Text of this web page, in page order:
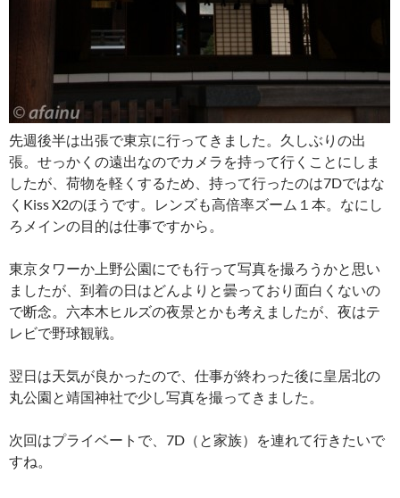
先週後半は出張で東京に行ってきました。久しぶりの出
張。せっかくの遠出なのでカメラを持って行くことにしま
したが、荷物を軽くするため、持って行ったのは7Dではな
くKiss X2のほうです。レンズも高倍率ズーム１本。なにし
ろメインの目的は仕事ですから。
東京タワーか上野公園にでも行って写真を撮ろうかと思い
ましたが、到着の日はどんよりと曇っており面白くないの
で断念。六本木ヒルズの夜景とかも考えましたが、夜はテ
レビで野球観戦。
翌日は天気が良かったので、仕事が終わった後に皇居北の
丸公園と靖国神社で少し写真を撮ってきました。
次回はプライベートで、7D（と家族）を連れて行きたいで
すね。